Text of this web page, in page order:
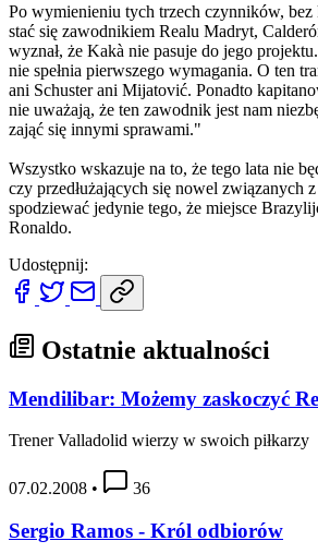
Po wymienieniu tych trzech czynników,
stać się zawodnikiem Realu Madryt,
wyznał, że Kakà nie pasuje do jego
nie spełnia pierwszego wymagania. O ten
ani Schuster ani Mijatović. Ponadto
nie uważają, że ten zawodnik jest nam
zająć się innymi sprawami."
Wszystko wskazuje na to, że tego lata nie
czy przedłużających się nowel związanych
spodziewać jedynie tego, że miejsce
Ronaldo.
Udostępnij:
Ostatnie aktualności
Mendilibar: Możemy zaskoczyć
Trener Valladolid wierzy w swoich piłkarzy
07.02.2008 • 36
Sergio Ramos - Król odbiorów